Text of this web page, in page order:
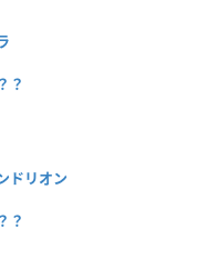
？
ドリオン
？